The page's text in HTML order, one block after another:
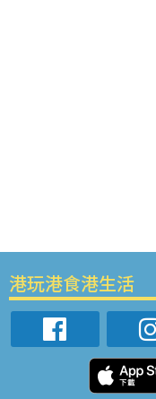
港玩港食港生活